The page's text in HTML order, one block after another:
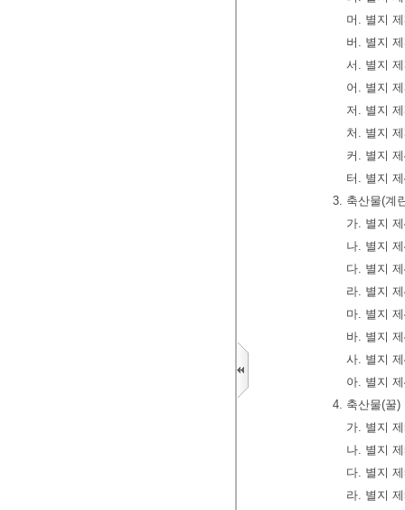
머. 별지
버. 별지
서. 별지
어. 별지
저. 별지
처. 별지
커. 별지
터. 별지
3. 축산물(계
가. 별지
나. 별지
다. 별지
라. 별지
마. 별지
바. 별지
사. 별지
아. 별지
4. 축산물(꿀
가. 별지
나. 별지
다. 별지
라. 별지